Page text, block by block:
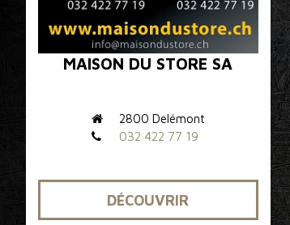
MAISON DU STORE SA
2800 Delémont
032 422 77 19
DÉCOUVRIR